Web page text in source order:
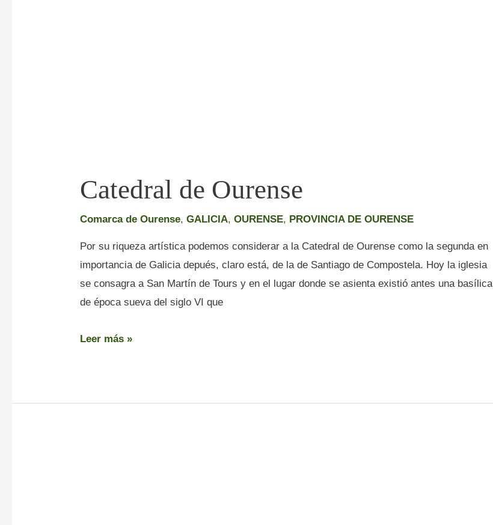
Catedral de Ourense
Comarca de Ourense,GALICIA,OURENSE, PROVINCIA DE OURENSE
Por su riqueza artística podemos considerar a la Catedral de Ourense como la segunda en
importancia de Galicia depués, claro está, de la de Santiago de Compostela. Hoy la iglesia
se consagra a San Martín de Tours y en el lugar donde se asienta existió antes una basílica
de época sueva del siglo VI que
Leer más »